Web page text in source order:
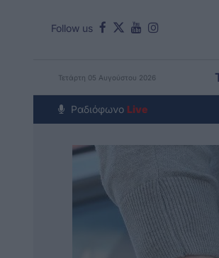
Follow us
Τετάρτη 05 Αυγούστου 2026
Ραδιόφωνο Live